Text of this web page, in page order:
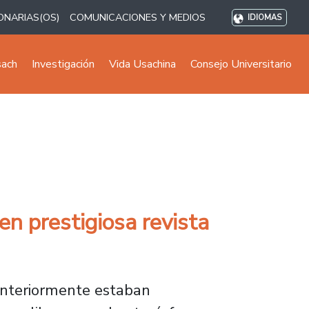
COMUNICACIONES Y MEDIOS IDIOMAS
Investigación Vida Usachina Consejo Universitario
prestigiosa revista
estaban